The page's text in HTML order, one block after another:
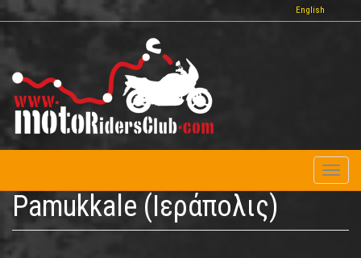
Παράκαμψη
προς
περιεχόμενο
English
Pamukkale (Ιεράπολις)